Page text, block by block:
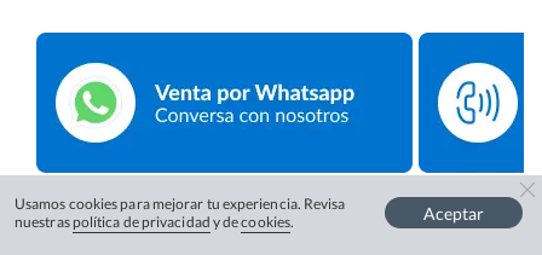
Usamos cookies para mejorar tu experiencia. Revisa
nuestras política de privacidad y decookies. Aceptar